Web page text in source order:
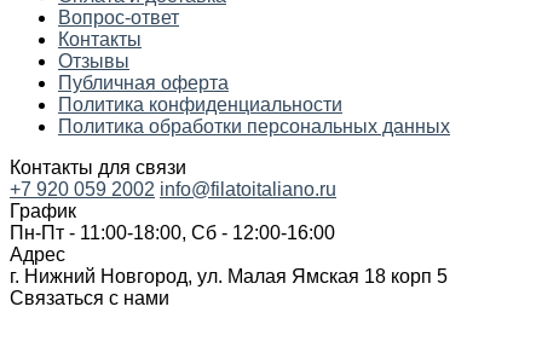
Вопрос-ответ
Контакты
Отзывы
Публичная оферта
Политика конфиденциальности
Политика обработки персональных данных
Контакты для связи
+7 920 059 2002 info@filatoitaliano.ru
График
Пн-Пт - 11:00-18:00, Сб - 12:00-16:00
Адрес
г. Нижний Новгород, ул. Малая Ямская 18 корп 5
Связаться с нами